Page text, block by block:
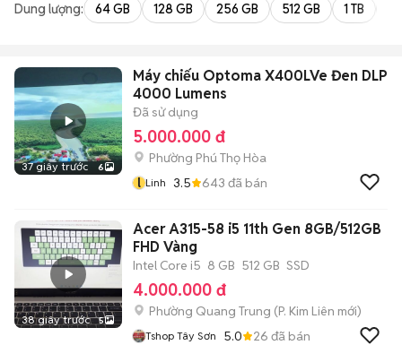
Dung lượng: 64 GB 128 GB 256 GB 512 GB 1 TB
37 giây trước 6
Máy chiếu Optoma X400LVe Đen DLP
4000 Lumens
Đã sử dụng
5.000.000 đ
Phường Phú Thọ Hòa
l Linh 3.5 643 đã bán
38 giây trước 5
Acer A315-58 i5 11th Gen 8GB/512GB
FHD Vàng
Intel Core i5 8 GB 512 GB SSD
4.000.000 đ
Phường Quang Trung (P. Kim Liên mới)
Tshop Tây Sơn 5.0 26 đã bán